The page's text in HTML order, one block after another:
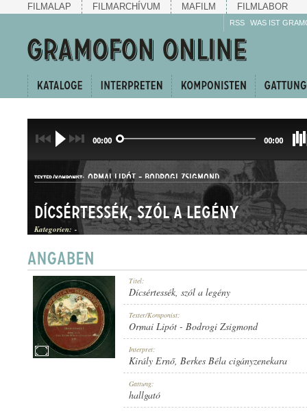
FILMALAP FILMARCHÍVUM MAFILM FILMLABOR
RSS WAS IST
00:00 00:00
TEXTER/KOMPONIST: ORMAI LIPÓT-BODROGI ZSIGMOND
HALLGATÓ
1909 KÖRÜL
Dícsértessék, szól a legény
Kategorien: -
Titel:
Dícsértessék, szól a legény
Texter/Komponist:
Ormai Lipót - Bodrogi Zsigmond
Interpret:
Király Ernő, Berkes Béla cigányzenekara
Gattung:
hallgató